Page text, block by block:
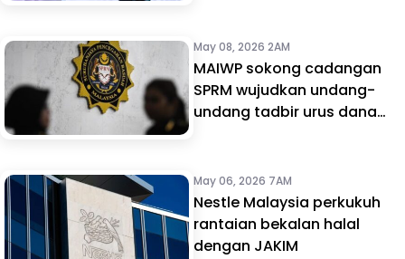
May 08, 2026 2AM
MAIWP sokong cadangan
SPRM wujudkan undang-
undang tadbir urus dana
May 06, 2026 7AM
Nestle Malaysia perkukuh
rantaian bekalan halal
dengan JAKIM